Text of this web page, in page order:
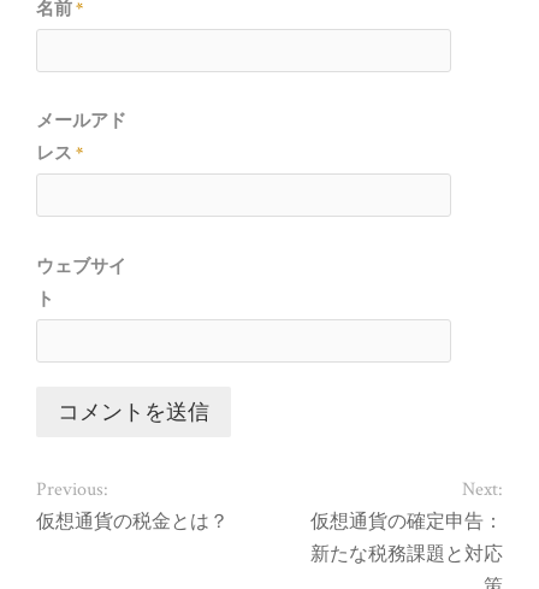
名前*
メールアド
レス *
ウェブサイ
ト
Previous:
仮想通貨の税金とは？
Next:
仮想通貨の確定申告：
新たな税務課題と対応